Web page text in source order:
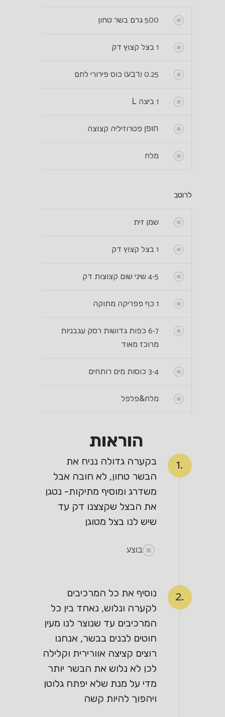
500 גרם בשר טחון
1 בצל קצוץ דק
0.25 (רבע) כוס פירורי לחם
1 ביצה L
חופן פטרוזיליה קצוצה
מלח
לרוטב
שמן זית
1 בצל קצוץ דק
4-5 שיני שום קצוצות דק
1 כף פפריקה מתוקה
6-7 כפות גדושות רסק עגבניות
מרוכז מאוד
3-4 כוסות מים רותחים
מלח&פלפל
הוראות
1.
בקערה גדולה נניח את
הבשר טחון, לא חובה אבל
משדרג ומוסיף מתיקות- נטגן
את הבצל שקצצנו דק עד
שיש לנו בצל מטוגן
בוצע
2.
נוסיף את כל המרכיבים
לקערה ונלוש, נאחד בין כל
המרכיבים עד שנוצר לנו מעין
חוטים לבנים בבשר, אנחנו
רוצים קציצה אוורירית וקלילה
לכן לא נלוש את הבשר יותר
מדי על מנת שלא יפתח גלוטן
ויהפוך להיות קשה